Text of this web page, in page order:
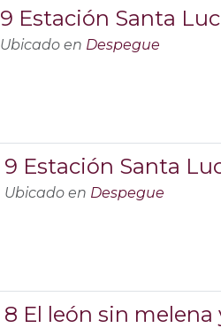
9 Estación Santa
Ubicado en Despegue
9 Estación Santa
Ubicado en Despegue
8 El león sin